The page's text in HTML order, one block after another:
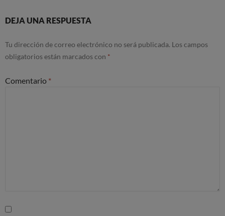
DEJA UNA RESPUESTA
Tu dirección de correo electrónico no será publicada. Los campos
obligatorios están marcados con *
Comentario *